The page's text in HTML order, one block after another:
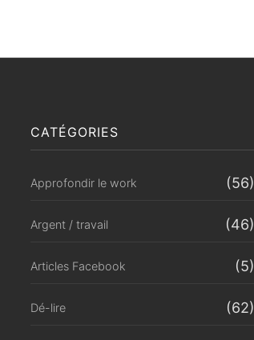
CATÉGORIES
Approfondir le work (56)
Argent / travail (46)
Articles Facebook (5)
Dé-lire (62)